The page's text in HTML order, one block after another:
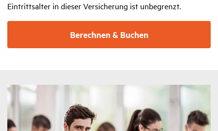
Eintrittsalter in dieser Versicherung ist unbegrenzt.
Berechnen & Buchen